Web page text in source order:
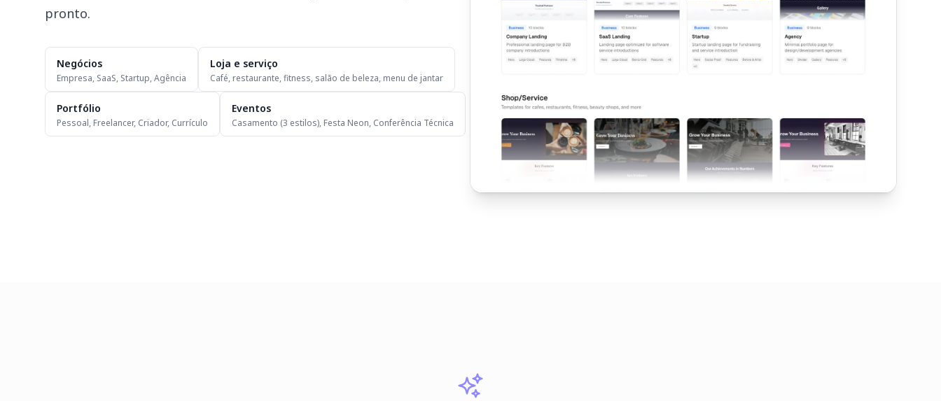
pronto.
Negócios
Empresa, SaaS, Startup, Agência
Loja e serviço
Café, restaurante, fitness, salão de beleza, menu de jantar
Portfólio
Pessoal, Freelancer, Criador, Currículo
Eventos
Casamento (3 estilos), Festa Neon, Conferência Técnica